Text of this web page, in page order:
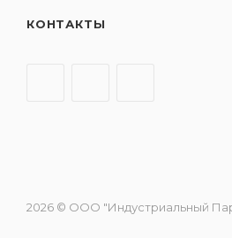
КОНТАКТЫ
2026 © ООО "Индустриальный